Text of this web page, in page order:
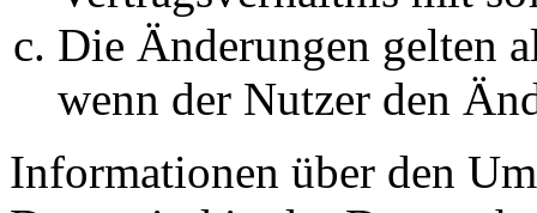
Die Änderungen gelten
wenn der Nutzer den
Informationen über den